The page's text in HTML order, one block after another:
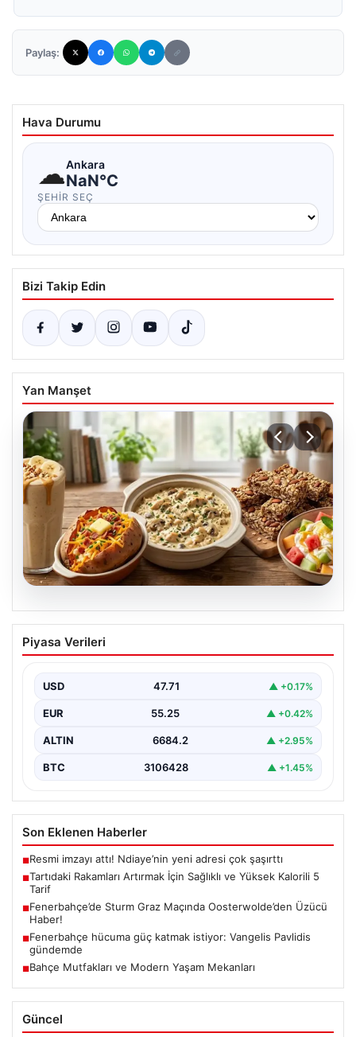
Paylaş:
Hava Durumu
☁Ankara
NaN°C
ŞEHIR SEÇ
Bizi Takip Edin
Yan Manşet
06.08.2026
Tartıdaki Rakamları Artırmak İçin
Sağlıklı ve Yüksek Kalorili 5 Tarif
rahatsızlık hissi yaratmadan, dengeli ve kalori
açısından…
Piyasa Verileri
USD 47.71 ▲ +0.17%
EUR 55.25 ▲ +0.42%
ALTIN 6684.2 ▲ +2.95%
BTC 3106428 ▲ +1.45%
Son Eklenen Haberler
■Resmi imzayı attı! Ndiaye’nin yeni adresi çok şaşırttı
■Tartıdaki Rakamları Artırmak İçin Sağlıklı ve Yüksek Kalorili 5
Tarif
■Fenerbahçe’de Sturm Graz Maçında Oosterwolde’den Üzücü
Haber!
■Fenerbahçe hücuma güç katmak istiyor: Vangelis Pavlidis
gündemde
■Bahçe Mutfakları ve Modern Yaşam Mekanları
Güncel